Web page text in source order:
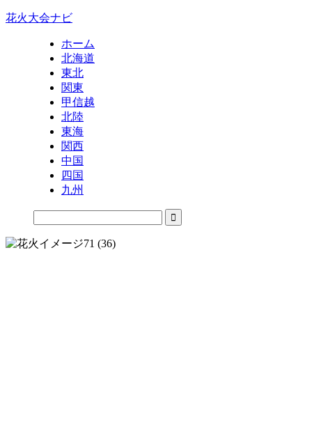
花火大会ナビ
ホーム
北海道
東北
関東
甲信越
北陸
東海
関西
中国
四国
九州